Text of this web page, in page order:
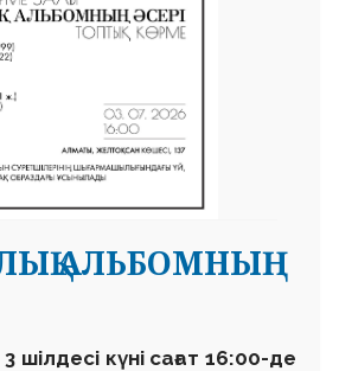
АЛЬБОМНЫҢ
күні сағат 16:00-де